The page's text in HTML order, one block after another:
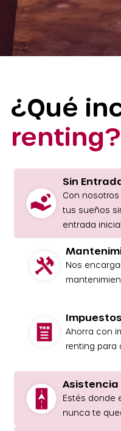
¿Qué
renting?
Sin
Con
tus sueños
entrada inicial.
Nos
Ahorra con
renting para
Estés donde
nunca te